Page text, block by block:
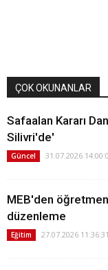
ÇOK OKUNANLAR
Safaalan Kararı
Silivri'de'
Güncel 31.07.2026
MEB'den
düzenleme
Eğitim 27.07.2026 11:36:31